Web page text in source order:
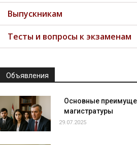
Выпускникам
Тесты и вопросы к экзаменам
Объявления
Основные
магистратуры
29.07.2025